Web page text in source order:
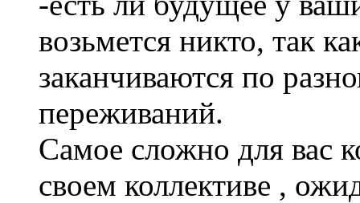
возьмется никто, так
заканчиваются по
переживаний.
Самое сложно для вас
своем коллективе ,